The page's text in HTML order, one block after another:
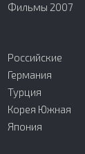
Фильмы 2007
Российские
Германия
Турция
Корея Южная
Япония